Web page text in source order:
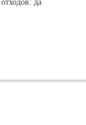
да